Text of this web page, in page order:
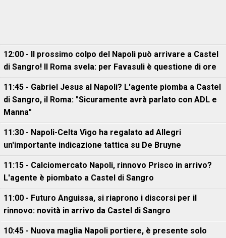
12:00 - Il prossimo colpo del Napoli può arrivare a Castel
di Sangro! Il Roma svela: per Favasuli è questione di ore
11:45 - Gabriel Jesus al Napoli? L'agente piomba a Castel
di Sangro, il Roma: "Sicuramente avrà parlato con ADL e
Manna"
11:30 - Napoli-Celta Vigo ha regalato ad Allegri
un'importante indicazione tattica su De Bruyne
11:15 - Calciomercato Napoli, rinnovo Prisco in arrivo?
L'agente è piombato a Castel di Sangro
11:00 - Futuro Anguissa, si riaprono i discorsi per il
rinnovo: novità in arrivo da Castel di Sangro
10:45 - Nuova maglia Napoli portiere, è presente solo